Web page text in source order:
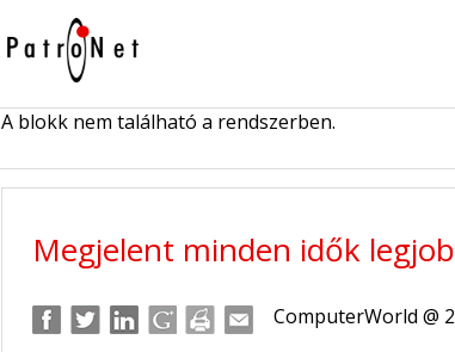
A blokk nem található a rendszerben.
Megjelent minden idők
ComputerWorld @